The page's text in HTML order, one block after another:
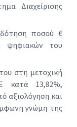
Διαχείρισης
ποσού €
ψηφιακών του
στη μετοχική
κατά 13,82%,
αξιολόγηση και
γνώμη της